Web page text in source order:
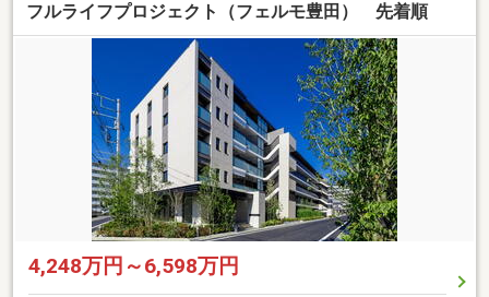
フルライフプロジェクト（フェルモ豊田） 先着順
4,248万円～6,598万円